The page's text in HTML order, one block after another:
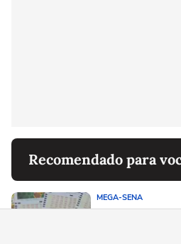
Recomendado para
MEGA-SENA
Mega-Sena